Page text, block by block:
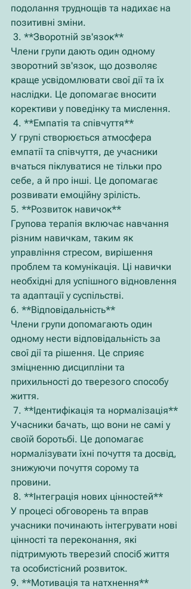
подолання труднощів та надихає на
позитивні зміни.
3. **Зворотній зв'язок**
Члени групи дають один одному
зворотний зв'язок, що дозволяє
краще усвідомлювати свої дії та їх
наслідки. Це допомагає вносити
корективи у поведінку та мислення.
4. **Емпатія та співчуття**
У групі створюється атмосфера
емпатії та співчуття, де учасники
вчаться піклуватися не тільки про
себе, а й про інші. Це допомагає
розвивати емоційну зрілість.
5. **Розвиток навичок**
Групова терапія включає навчання
різним навичкам, таким як
управління стресом, вирішення
проблем та комунікація. Ці навички
необхідні для успішного відновлення
та адаптації у суспільстві.
6. **Відповідальність**
Члени групи допомагають один
одному нести відповідальність за
свої дії та рішення. Це сприяє
зміцненню дисципліни та
прихильності до тверезого способу
життя.
7. **Ідентифікація та нормалізація**
Учасники бачать, що вони не самі у
своїй боротьбі. Це допомагає
нормалізувати їхні почуття та досвід,
знижуючи почуття сорому та
провини.
8. **Інтеграція нових цінностей**
У процесі обговорень та вправ
учасники починають інтегрувати нові
цінності та переконання, які
підтримують тверезий спосіб життя
та особистісний розвиток.
9. **Мотивація та натхнення**